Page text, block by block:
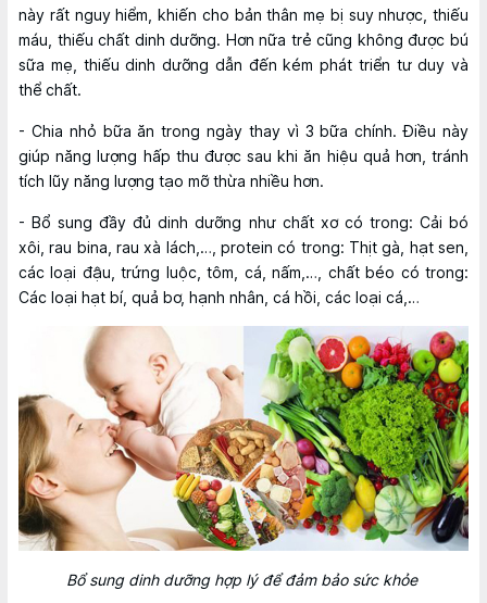
này rất nguy hiểm, khiến cho bản thân mẹ bị suy nhược, thiếu
máu, thiếu chất dinh dưỡng. Hơn nữa trẻ cũng không được bú
sữa mẹ, thiếu dinh dưỡng dẫn đến kém phát triển tư duy và
thể chất.
- Chia nhỏ bữa ăn trong ngày thay vì 3 bữa chính. Điều này
giúp năng lượng hấp thu được sau khi ăn hiệu quả hơn, tránh
tích lũy năng lượng tạo mỡ thừa nhiều hơn.
- Bổ sung đầy đủ dinh dưỡng như chất xơ có trong: Cải bó
xôi, rau bina, rau xà lách,…, protein có trong: Thịt gà, hạt sen,
các loại đậu, trứng luộc, tôm, cá, nấm,…, chất béo có trong:
Các loại hạt bí, quả bơ, hạnh nhân, cá hồi, các loại cá,…
Bổ sung dinh dưỡng hợp lý để đảm bảo sức khỏe